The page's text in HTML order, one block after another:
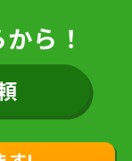
ら！